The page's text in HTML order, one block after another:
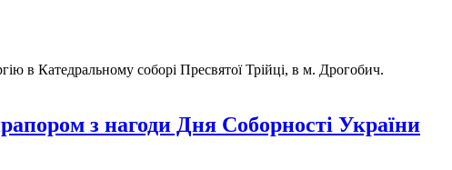
в Катедральному соборі Пресвятої Трійці, в м. Дрогобич.
з нагоди Дня Соборності України